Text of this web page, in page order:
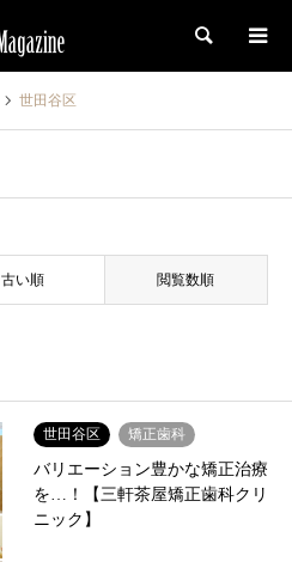
検索
世田谷区
古い順 閲覧数順
世田谷区 矯正歯科
バリエーション豊かな矯正治療
を…！【三軒茶屋矯正歯科クリ
ニック】